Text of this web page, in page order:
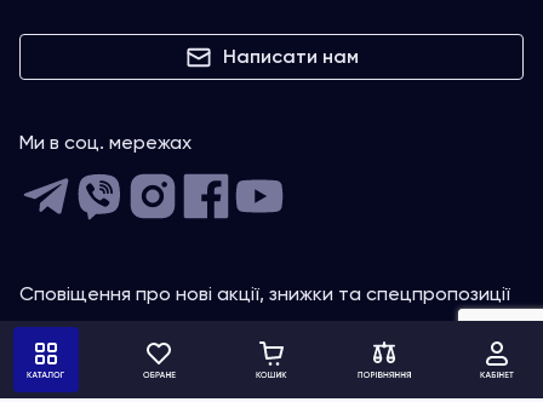
Написати нам
Ми в соц. мережах
Сповіщення про нові акції, знижки та спецпропозиції